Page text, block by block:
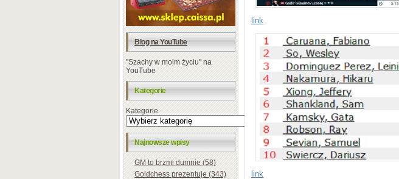
Blog na YouTube
"Szachy w moim życiu" na
YouTube
Kategorie
Kategorie
Najnowsze wpisy
GM to brzmi dumnie (58)
Goldchess prezentuje (343)
link
link